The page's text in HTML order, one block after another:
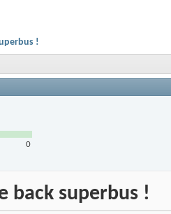
!
0
back superbus !